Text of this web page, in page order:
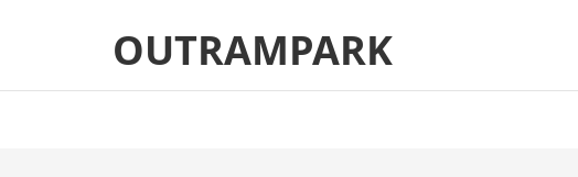
(Press
OUTRAMPARK